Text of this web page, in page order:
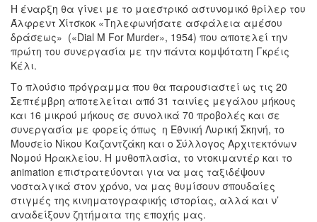
ΔΗΜΟΣ
ΠΟΛΙΤΙΣΜΟΣ
ΑΝΘΕΚΤΙΚΗ
ΠΟΛΗ
Η έναρξη θα γίνει με το μαεστρικό αστυνομικό θρίλερ του
Άλφρεντ Χίτσκοκ «Τηλεφωνήσατε ασφάλεια αμέσου
δράσεως» («Dial M For Murder», 1954) που αποτελεί την
πρώτη του συνεργασία με την πάντα κομψότατη Γκρέις
Κέλι.
Το πλούσιο πρόγραμμα που θα παρουσιαστεί ως τις 20
Σεπτέμβρη αποτελείται από 31 ταινίες μεγάλου μήκους
και 16 μικρού μήκους σε συνολικά 70 προβολές και σε
συνεργασία με φορείς όπως η Εθνική Λυρική Σκηνή, το
Μουσείο Νίκου Καζαντζάκη και ο Σύλλογος Αρχιτεκτόνων
Νομού Ηρακλείου. Η μυθοπλασία, το ντοκιμαντέρ και το
animation επιστρατεύονται για να μας ταξιδέψουν
νοσταλγικά στον χρόνο, να μας θυμίσουν σπουδαίες
στιγμές της κινηματογραφικής ιστορίας, αλλά και ν’
αναδείξουν ζητήματα της εποχής μας.